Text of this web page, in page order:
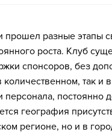
прошел разные этапы
роста. Клуб
спонсоров, без
так и
персонала, постоянно
география
регионе, но и в